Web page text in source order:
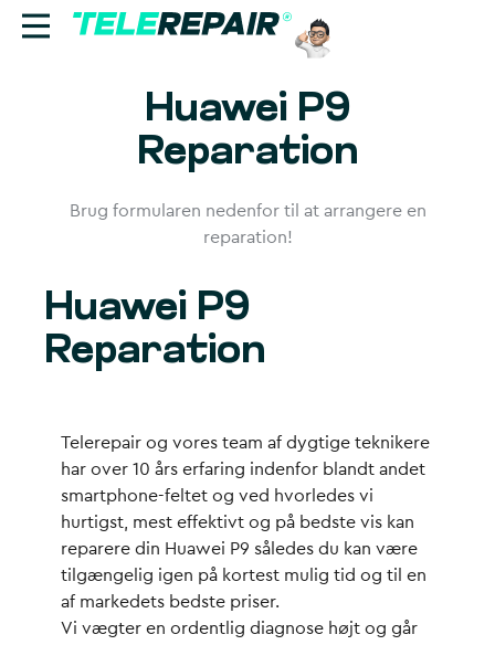
Find butik
Ring til os:
+45 70 60 55 90
Huawei P9
Reparation
Brug formularen nedenfor til at arrangere en
reparation!
Huawei P9
Reparation
Telerepair og vores team af dygtige teknikere
har over 10 års erfaring indenfor blandt andet
smartphone-feltet og ved hvorledes vi
hurtigst, mest effektivt og på bedste vis kan
reparere din Huawei P9 således du kan være
tilgængelig igen på kortest mulig tid og til en
af markedets bedste priser.
Vi vægter en ordentlig diagnose højt og går